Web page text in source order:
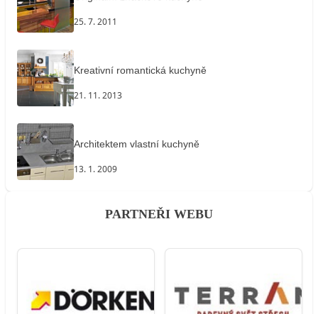
25. 7. 2011
Kreativní romantická kuchyně
21. 11. 2013
Architektem vlastní kuchyně
13. 1. 2009
PARTNEŘI WEBU